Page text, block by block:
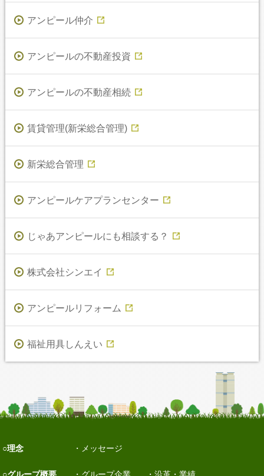
アンピール仲介
アンピールの不動産投資
アンピールの不動産相続
賃貸管理(新栄総合管理)
新栄総合管理
アンピールケアプランセンター
じゃあアンピールにも相談する？
株式会社シンエイ
アンピールリフォーム
福祉用具しんえい
理念 メッセージ
グループ概要 グループ企業 沿革・業績